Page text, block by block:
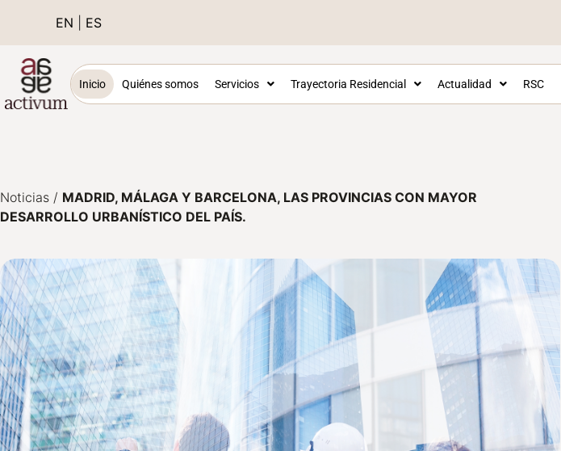
EN ES
Inicio Quiénes somos Servicios Trayectoria Residencial Actualidad RSC
Noticias / MADRID, MÁLAGA Y BARCELONA, LAS PROVINCIAS CON MAYOR
DESARROLLO URBANÍSTICO DEL PAÍS.